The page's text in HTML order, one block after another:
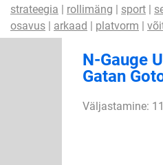
strateegia | rollimäng | sport |
osavus | arkaad | platvorm |
N-Gauge
Gatan
Väljastamine: